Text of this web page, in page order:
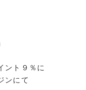
ント９％に
ンにて